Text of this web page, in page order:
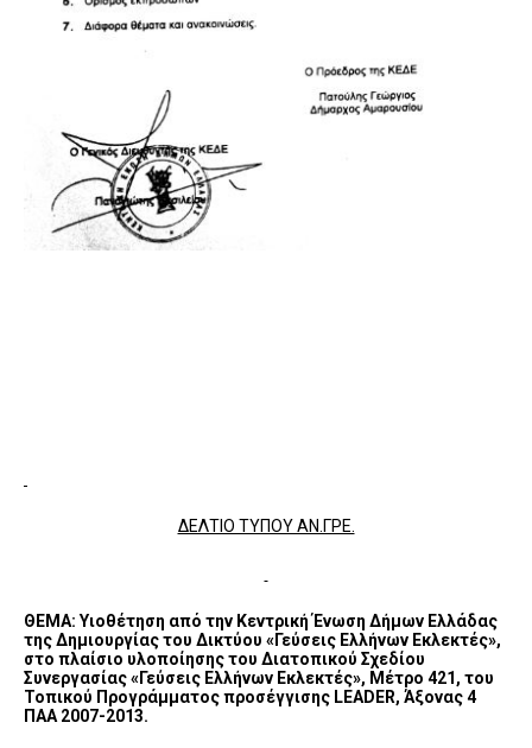
ΔΕΛΤΙΟ ΤΥΠΟΥ ΑΝ.ΓΡΕ.
ΘΕΜΑ: Υιοθέτηση από την Κεντρική Ένωση Δήμων Ελλάδας
της Δημιουργίας του Δικτύου «Γεύσεις Ελλήνων Εκλεκτές»,
στο πλαίσιο υλοποίησης του Διατοπικού Σχεδίου
Συνεργασίας «Γεύσεις Ελλήνων Εκλεκτές», Μέτρο 421, του
Τοπικού Προγράμματος προσέγγισης LEADER, Άξονας 4
ΠΑΑ 2007-2013.